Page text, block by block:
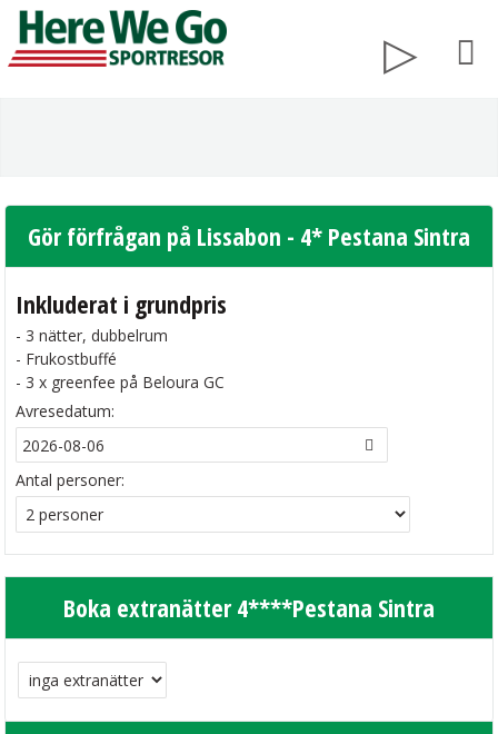
Gör förfrågan på Lissabon - 4* Pestana Sintra
Inkluderat i grundpris
- 3 nätter, dubbelrum
- Frukostbuffé
- 3 x greenfee på Beloura GC
Avresedatum:
Antal personer:
Boka extranätter 4****Pestana Sintra